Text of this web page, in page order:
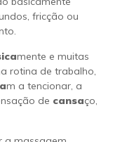
fricção ou
mente e muitas
rotina de trabalho,
m a tencionar, a
de cansaço,